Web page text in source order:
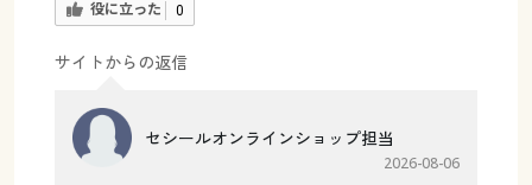
役に立った 0
サイトからの返信
セシールオンラインショップ担当
2026-08-06